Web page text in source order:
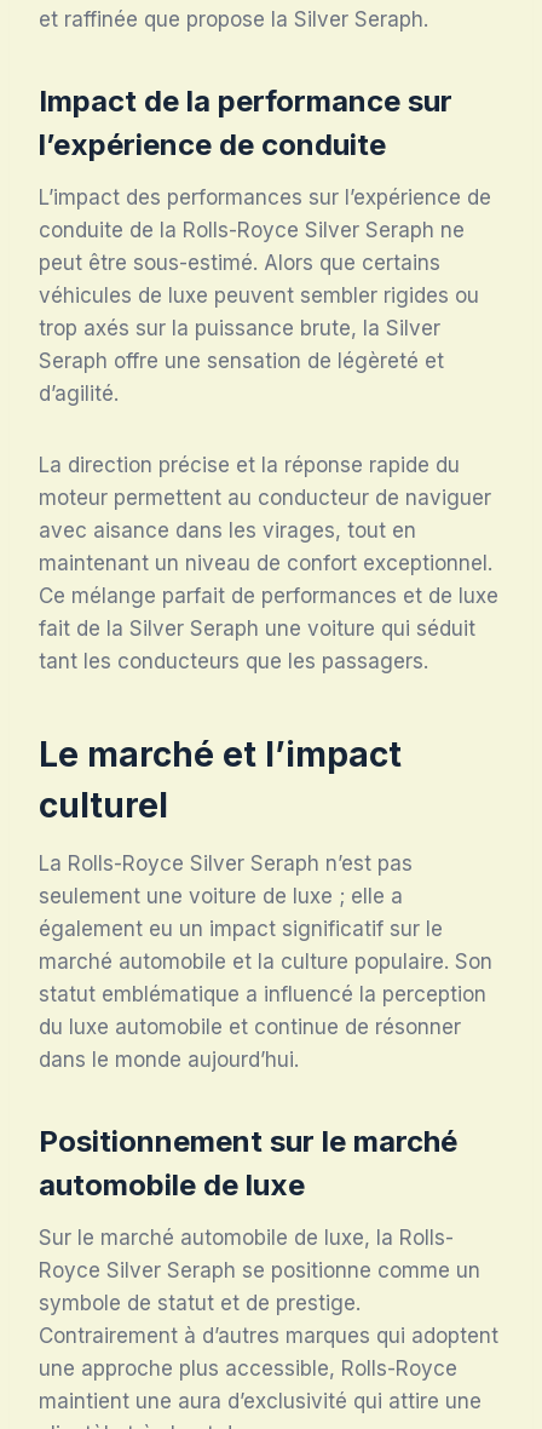
et raffinée que propose la Silver Seraph.
Impact de la performance sur
l’expérience de conduite
L’impact des performances sur l’expérience de
conduite de la Rolls-Royce Silver Seraph ne
peut être sous-estimé. Alors que certains
véhicules de luxe peuvent sembler rigides ou
trop axés sur la puissance brute, la Silver
Seraph offre une sensation de légèreté et
d’agilité.
La direction précise et la réponse rapide du
moteur permettent au conducteur de naviguer
avec aisance dans les virages, tout en
maintenant un niveau de confort exceptionnel.
Ce mélange parfait de performances et de luxe
fait de la Silver Seraph une voiture qui séduit
tant les conducteurs que les passagers.
Le marché et l’impact
culturel
La Rolls-Royce Silver Seraph n’est pas
seulement une voiture de luxe ; elle a
également eu un impact significatif sur le
marché automobile et la culture populaire. Son
statut emblématique a influencé la perception
du luxe automobile et continue de résonner
dans le monde aujourd’hui.
Positionnement sur le marché
automobile de luxe
Sur le marché automobile de luxe, la Rolls-
Royce Silver Seraph se positionne comme un
symbole de statut et de prestige.
Contrairement à d’autres marques qui adoptent
une approche plus accessible, Rolls-Royce
maintient une aura d’exclusivité qui attire une